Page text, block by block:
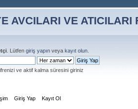
. Lütfen giriş yapın veya kayıt olun
ve aktif kalma süresini giriniz
Giriş Yap Kayıt Ol